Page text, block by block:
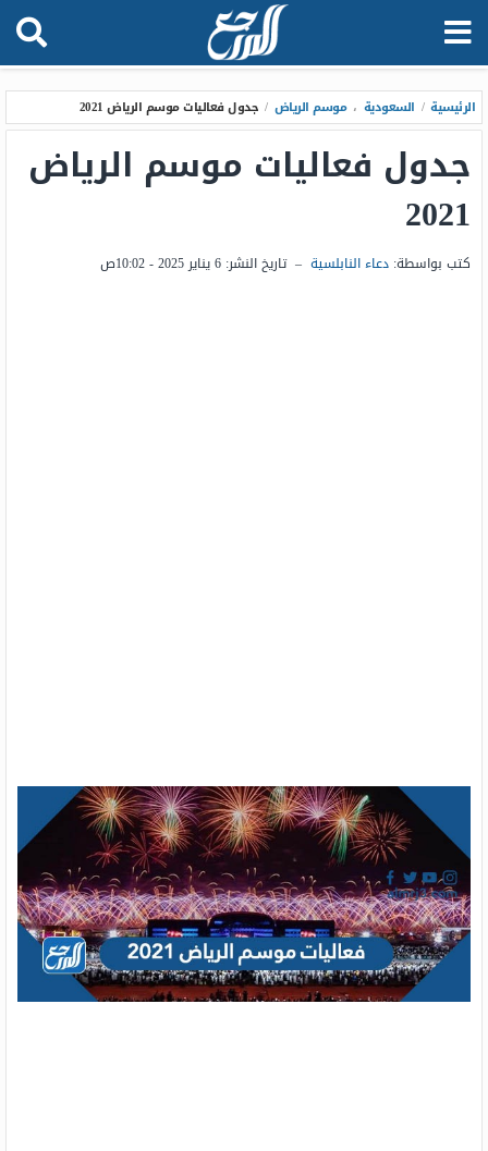
الرئيسية / السعودية ، موسم الرياض / جدول فعاليات موسم الرياض 2021
جدول فعاليات موسم الرياض
2021
كتب بواسطة: دعاء النابلسية – تاريخ النشر: 6 يناير 2025 - 10:02ص